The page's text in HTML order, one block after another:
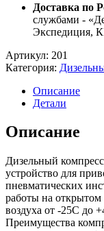
Доставка по
службами -
Экспедиция,
Артикул: 201
Категория:
Описание
Детали
Описание
Дизельный
устройство для
пневматических
работы на
воздуха от -25С до
Преимущества